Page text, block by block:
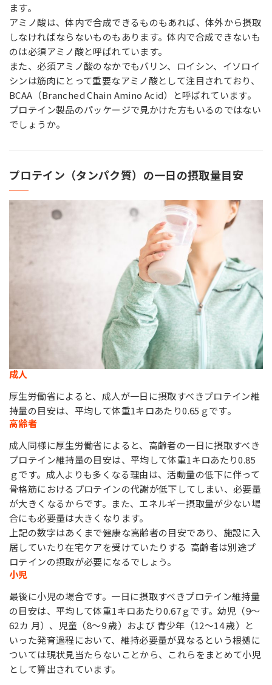
ます。
アミノ酸は、体内で合成できるものもあれば、体外から摂取
しなければならないものもあります。体内で合成できないも
のは必須アミノ酸と呼ばれています。
また、必須アミノ酸のなかでもバリン、ロイシン、イソロイ
シンは筋肉にとって重要なアミノ酸として注目されており、
BCAA（Branched Chain Amino Acid）と呼ばれています。
プロテイン製品のパッケージで見かけた方もいるのではない
でしょうか。
プロテイン（タンパク質）の一日の摂取量目安
成人
厚生労働省によると、成人が一日に摂取すべきプロテイン維
持量の目安は、平均して体重1キロあたり0.65ｇです。
高齢者
成人同様に厚生労働省によると、高齢者の一日に摂取すべき
プロテイン維持量の目安は、平均して体重1キロあたり0.85
ｇです。成人よりも多くなる理由は、活動量の低下に伴って
骨格筋におけるプロテインの代謝が低下してしまい、必要量
が大きくなるからです。また、エネルギー摂取量が少ない場
合にも必要量は大きくなります。
上記の数字はあくまで健康な高齢者の目安であり、施設に入
居していたり在宅ケアを受けていたりする 高齢者は別途プ
ロテインの摂取が必要になるでしょう。
小児
最後に小児の場合です。一日に摂取すべきプロテイン維持量
の目安は、平均して体重1キロあたり0.67ｇです。幼児（9～
62カ 月）、児童（8～9 歳）および 青少年（12～14 歳）と
いった発育過程において、維持必要量が異なるという根拠に
ついては現状見当たらないことから、これらをまとめて小児
として算出されています。